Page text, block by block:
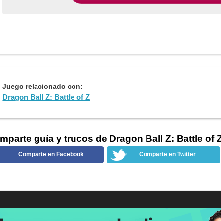
Juego relacionado con:
Dragon Ball Z: Battle of Z
guía y trucos de Dragon Ball Z: Battle of
Comparte en Facebook Comparte en Twitter